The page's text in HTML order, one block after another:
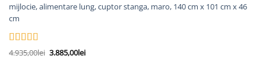
mijlocie, alimentare lung, cuptor stanga, maro, 140 cm x 101 cm x 46
cm
Evaluat la
4.935,00lei Prețul
3.885,00leiPrețul